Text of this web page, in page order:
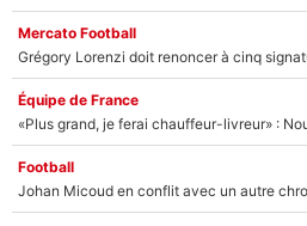
Mercato Football
Équipe de France
Football